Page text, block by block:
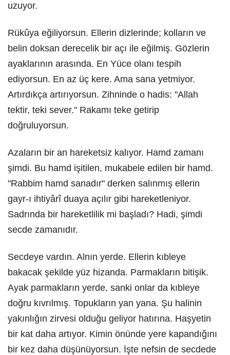
uzuyor.
Rükûya eğiliyorsun. Ellerin dizlerinde; kolların ve
belin doksan derecelik bir açı ile eğilmiş. Gözlerin
ayaklarının arasında. En Yüce olanı tespih
ediyorsun. En az üç kere. Ama sana yetmiyor.
Artırdıkça artırıyorsun. Zihninde o hadis: "Allah
tektir, teki sever." Rakamı teke getirip
doğruluyorsun.
Azaların bir an hareketsiz kalıyor. Hamd zamanı
şimdi. Bu hamd işitilen, mukabele edilen bir hamd.
"Rabbim hamd sanadır" derken salınmış ellerin
gayr-ı ihtiyârî duaya açılır gibi hareketleniyor.
Sadrında bir hareketlilik mi başladı? Hadi, şimdi
secde zamanıdır.
Secdeye vardın. Alnın yerde. Ellerin kıbleye
bakacak şekilde yüz hizanda. Parmakların bitişik.
Ayak parmakların yerde, sanki onlar da kıbleye
doğru kıvrılmış. Topukların yan yana. Şu halinin
yakınlığın zirvesi olduğu geliyor hatırına. Haşyetin
bir kat daha artıyor. Kimin önünde yere kapandığını
bir kez daha düşünüyorsun. İşte nefsin de secdede